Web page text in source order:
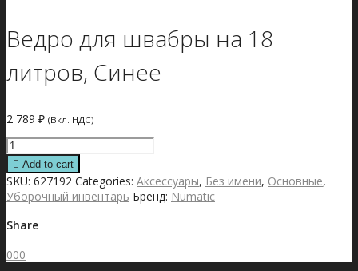
Ведро для швабры на 18
литров, Синее
2 789 ₽ (Вкл. НДС)
Ведро
для
швабры
на
18
литров,
quantity
Add to cart
SKU: 627192 Categories: Аксессуары, Без имени, Основные,
Уборочный инвентарь Бренд: Numatic
Share
000